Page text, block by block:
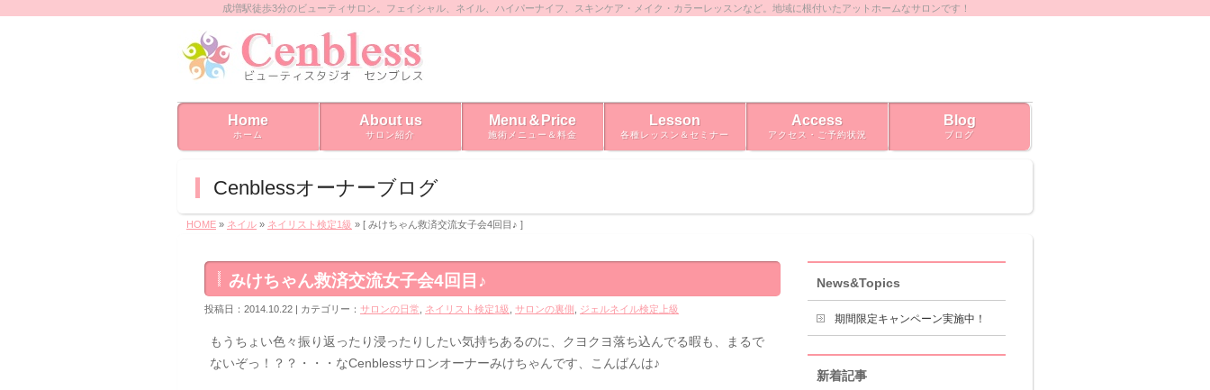
成増駅徒歩3分のビューティサロン。フェイシャル、ネイル、ハイパーナイフ、スキンケア・メイク・カラーレッスンなど。地域に根付いたアットホームなサロンです！
Home
ホーム
About us
サロン紹介
Menu＆Price
施術メニュー＆料金
Lesson
各種レッスン＆セミナー
Access
アクセス・ご予約状況
Blog
ブログ
Cenblessオーナーブログ
HOME » ネイル » ネイリスト検定1級 » [ みけちゃん救済交流女子会4回目♪ ]
みけちゃん救済交流女子会4回目♪
投稿日：2014.10.22 | カテゴリー： サロンの日常 ネイリスト検定1級 サロンの裏側 ジェルネイル検定上級
もうちょい色々振り返ったり浸ったりしたい気持ちあるのに、クヨクヨ落ち込んでる暇も、まるで
ないぞっ！？？・・・なCenblessサロンオーナーみけちゃんです、こんばんは♪
News&Topics
期間限定キャンペーン実施中！
新着記事